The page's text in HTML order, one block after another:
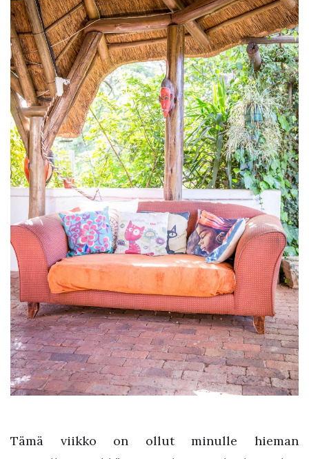
Tämä viikko on ollut minulle hieman